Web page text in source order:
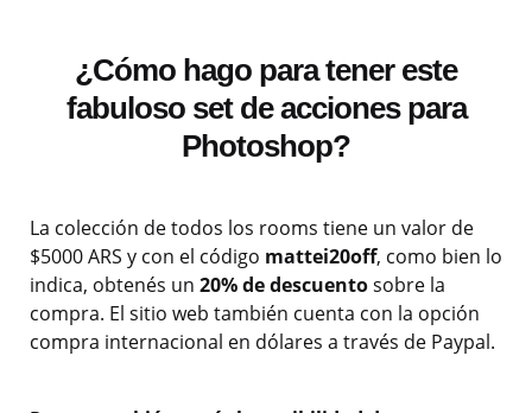
¿Cómo hago para tener este
fabuloso set de acciones para
Photoshop?
La colección de todos los rooms tiene un valor de
$5000 ARS y con el código mattei20off, como bien lo
indica, obtenés un 20% de descuentosobre la
compra. El sitio web también cuenta con la opción
compra internacional en dólares a través de Paypal.